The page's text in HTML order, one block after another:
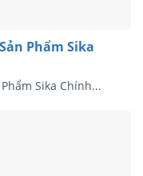
Phẩm Sika
Sika Chính...